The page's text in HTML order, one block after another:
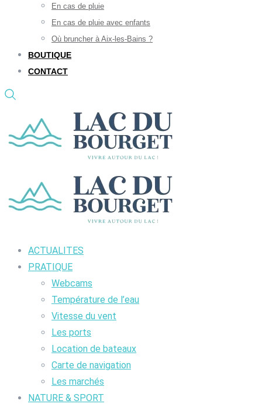
En cas de pluie
En cas de pluie avec enfants
Où bruncher à Aix-les-Bains ?
BOUTIQUE
CONTACT
ACTUALITES
PRATIQUE
Webcams
Température de l’eau
Vitesse du vent
Les ports
Location de bateaux
Carte de navigation
Les marchés
NATURE & SPORT